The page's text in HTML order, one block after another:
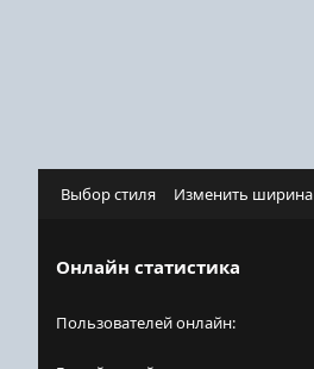
Выбор стиля Изменить ширина
Онлайн статистика
Пользователей онлайн